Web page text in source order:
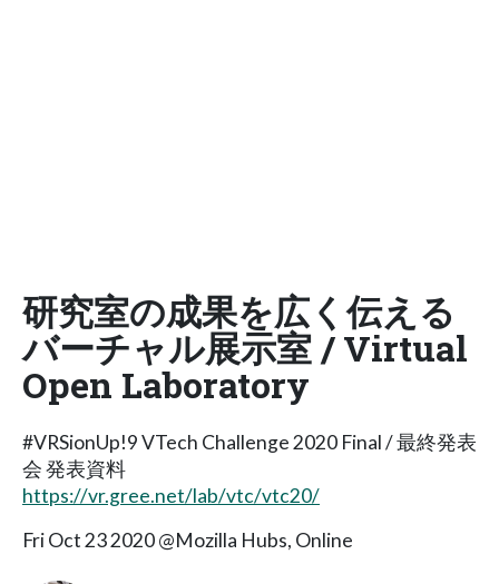
研究室の成果を広く伝える
バーチャル展示室 / Virtual
Open Laboratory
#VRSionUp!9 VTech Challenge 2020 Final / 最終発表
会 発表資料
https://vr.gree.net/lab/vtc/vtc20/
Fri Oct 23 2020 @Mozilla Hubs, Online